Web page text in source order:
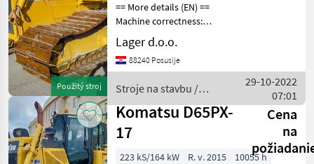
Použitý stroj
== More details (EN) ==
Machine correctness:
Correct Caterpillar width:
910 mm SU knife knife
width 3900mm knife height
3.69m3 install
Lager d.o.o.
88240 Posusije
Stroje na stavbu /
Komatsu
29-10-2022
07:01
Komatsu D65PX-
17
Cena
na
223 kS/164 kW R. v. 2015
10055 h